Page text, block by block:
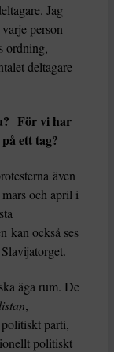
Jag
person
ordning,
deltagare
För vi har
ett tag?
även
och april i
kan också ses
äga rum. De
,
parti,
politiskt